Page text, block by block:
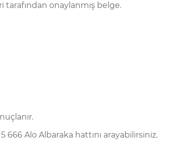
tarafından onaylanmış belge.
Alo Albaraka hattını arayabilirsiniz.